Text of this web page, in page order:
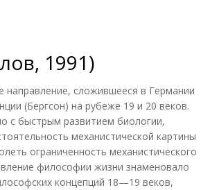
1991)
сложившееся в Германии
(Бергсон) на рубеже 19 и 20 веков.
с быстрым развитием биологии,
механистической картины
ограниченность механистического
философии жизни знаменовало
концепций 18—19 веков,